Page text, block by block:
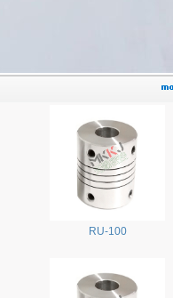
RU-100